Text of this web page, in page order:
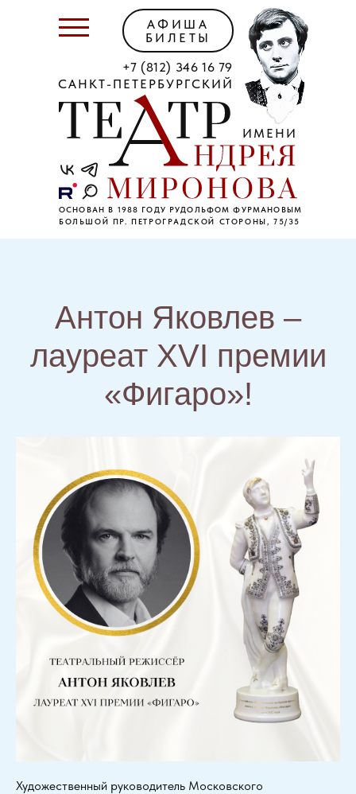
САНКТ-ПЕТЕРБУРГСКИЙ
ИМЕНИ
ОСНОВАН В 1988 ГОДУ РУДОЛЬФОМ ФУРМАНОВЫМ
+7 (812) 346 16 79
БОЛЬШОЙ ПР. ПЕТРОГРАДСКОЙ СТОРОНЫ, 75/35
АФИША
БИЛЕТЫ
Антон Яковлев –
лауреат XVI премии
«Фигаро»!
Художественный руководитель Московского